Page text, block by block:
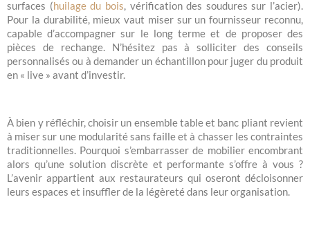
surfaces (huilage du bois, vérification des soudures sur l’acier).
Pour la durabilité, mieux vaut miser sur un fournisseur reconnu,
capable d’accompagner sur le long terme et de proposer des
pièces de rechange. N’hésitez pas à solliciter des conseils
personnalisés ou à demander un échantillon pour juger du produit
en « live » avant d’investir.
À bien y réfléchir, choisir un ensemble table et banc pliant revient
à miser sur une modularité sans faille et à chasser les contraintes
traditionnelles. Pourquoi s’embarrasser de mobilier encombrant
alors qu’une solution discrète et performante s’offre à vous ?
L’avenir appartient aux restaurateurs qui oseront décloisonner
leurs espaces et insuffler de la légèreté dans leur organisation.